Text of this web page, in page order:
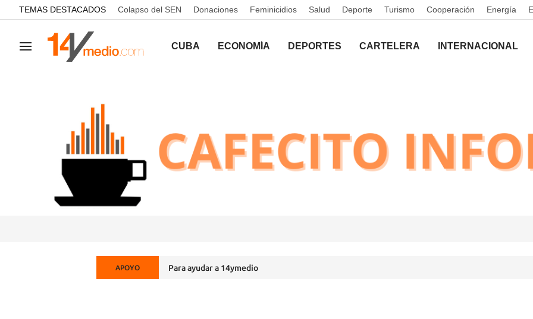
common.go-to-content
TEMAS DESTACADOS Colapso del SEN Donaciones Feminicidios Salud Deporte Turismo Cooperación Energía
Navegación CUBA ECONOMÍA DEPORTES CARTELERA INTERNACIONAL
APOYO Para ayudar a 14ymedio